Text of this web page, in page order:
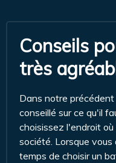
Conseils
très
Dans notre
conseillé sur ce qu'il
choisissez l'endroit
société. Lorsque
temps de choisir un